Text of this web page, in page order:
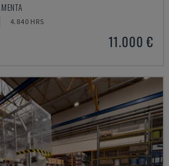
4.840 HRS
11.000 €